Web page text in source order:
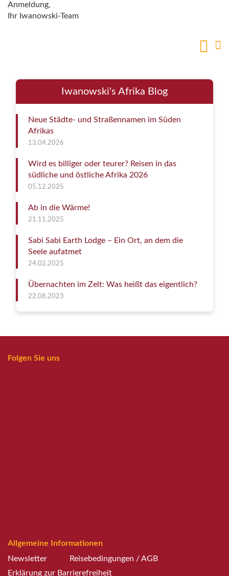
Anmeldung,
Ihr Iwanowski-Team
Iwanowski's Afrika Blog
Neue Städte- und Straßennamen im Süden
Afrikas
13.04.2026
Wird es billiger oder teurer? Reisen in das
südliche und östliche Afrika 2026
05.12.2025
Ab in die Wärme!
21.11.2025
Sabi Sabi Earth Lodge – Ein Ort, an dem die
Seele aufatmet
24.02.2025
Übernachten im Zelt: Was heißt das eigentlich?
22.08.2023
Folgen Sie uns
Allgemeine Informationen
Newsletter
Reisebedingungen / AGB
Erklärung zur Barrierefreiheit